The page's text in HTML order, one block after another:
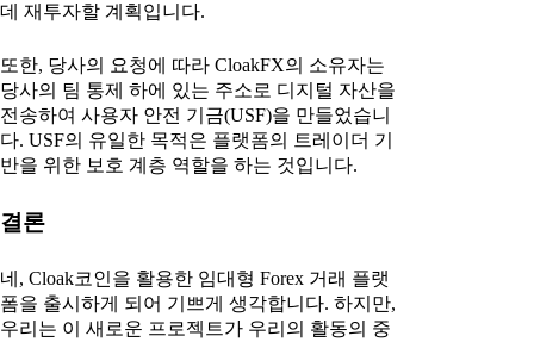
데 재투자할 계획입니다.
또한, 당사의 요청에 따라 CloakFX의 소유자는
당사의 팀 통제 하에 있는 주소로 디지털 자산을
전송하여 사용자 안전 기금(USF)을 만들었습니
다. USF의 유일한 목적은 플랫폼의 트레이더 기
반을 위한 보호 계층 역할을 하는 것입니다.
결론
네, Cloak코인을 활용한 임대형 Forex 거래 플랫
폼을 출시하게 되어 기쁘게 생각합니다. 하지만,
우리는 이 새로운 프로젝트가 우리의 활동의 중